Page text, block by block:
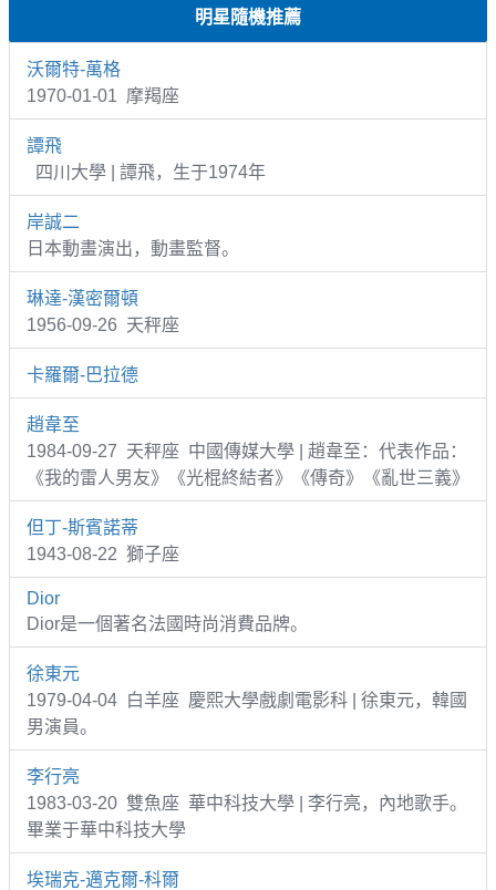
明星隨機推薦
沃爾特-萬格
1970-01-01 摩羯座
譚飛
四川大學 | 譚飛，生于1974年
岸誠二
日本動畫演出，動畫監督。
琳達-漢密爾頓
1956-09-26 天秤座
卡羅爾-巴拉德
趙韋至
1984-09-27 天秤座 中國傳媒大學 | 趙韋至：代表作品：
《我的雷人男友》《光棍終結者》《傳奇》《亂世三義》
但丁-斯賓諾蒂
1943-08-22 獅子座
Dior
Dior是一個著名法國時尚消費品牌。
徐東元
1979-04-04 白羊座 慶熙大學戲劇電影科 | 徐東元，韓國
男演員。
李行亮
1983-03-20 雙魚座 華中科技大學 | 李行亮，內地歌手。
畢業于華中科技大學
埃瑞克-邁克爾-科爾